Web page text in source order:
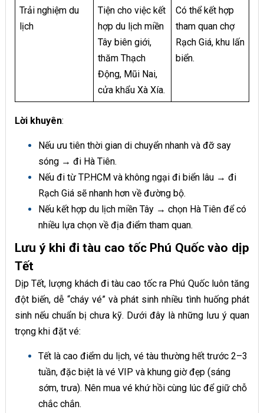
Trải nghiệm du
lịch
Tiện cho việc kết
hợp du lịch miền
Tây biên giới,
thăm Thạch
Động, Mũi Nai,
cửa khẩu Xà Xía.
Có thể kết hợp
tham quan chợ
Rạch Giá, khu lấn
biển.
Lời khuyên:
Nếu ưu tiên thời gian di chuyển nhanh và đỡ say
sóng → đi Hà Tiên.
Nếu đi từ TP.HCM và không ngại đi biển lâu → đi
Rạch Giá sẽ nhanh hơn về đường bộ.
Nếu kết hợp du lịch miền Tây → chọn Hà Tiên để có
nhiều lựa chọn về địa điểm tham quan.
Lưu ý khi đi tàu cao tốc Phú Quốc vào dịp
Tết
Dịp Tết, lượng khách đi tàu cao tốc ra Phú Quốc luôn tăng
đột biến, dễ “cháy vé” và phát sinh nhiều tình huống phát
sinh nếu chuẩn bị chưa kỹ. Dưới đây là những lưu ý quan
trọng khi đặt vé:
Tết là cao điểm du lịch, vé tàu thường hết trước 2–3
tuần, đặc biệt là vé VIP và khung giờ đẹp (sáng
sớm, trưa). Nên mua vé khứ hồi cùng lúc để giữ chỗ
chắc chắn.